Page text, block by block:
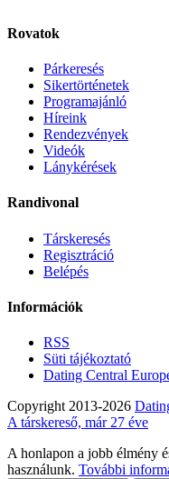
Rovatok
Párkeresés
Sikertörténetek
Programajánló
Híreink
Rendezvények
Videók
Lánykérések
Randivonal
Társkeresés
Regisztráció
Belépés
Információk
RSS
Süti tájékoztató
Dating Central
Copyright 2013-2026
A társkereső, már 27 éve
A honlapon a jobb élmény
használunk. További